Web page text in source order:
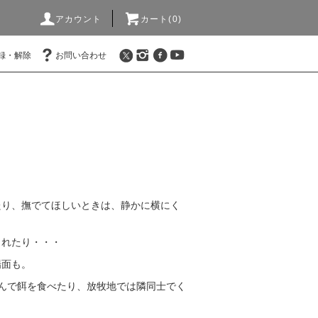
アカウント カート(0)
・解除 お問い合わせ
、撫でてほしいときは、静かに横にく
たり・・・
も。
餌を食べたり、放牧地では隣同士でく